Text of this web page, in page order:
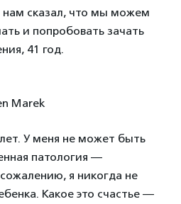
сказал, что мы можем
и попробовать зачать
, 41 год.
Marek
У меня не может быть
патология —
я никогда не
Какое это счастье —